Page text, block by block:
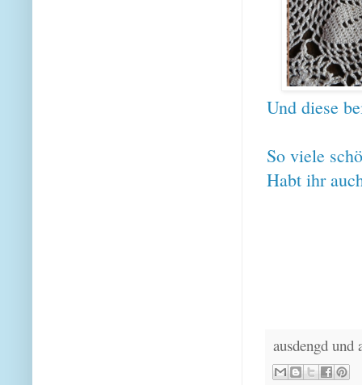
Und diese
So viele
Habt ihr
ausdengd